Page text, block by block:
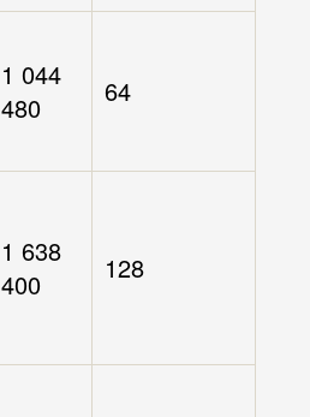
1 044
480
64
1 638
400
128